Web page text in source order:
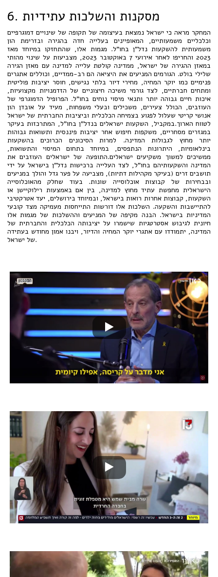
6. מסקנות והשלכות עתידיות
המחקר מראה כי ישראל נמצאת בעיצומה של תקופה של שינויים דמוגרפיים
וכלכליים משמעותיים, המאופיינים בעלייה חדה בהגירה ובזרימת הון
משמעותית להשקעות נדל"ן בחו"ל. מגמות אלו, שהתחזקו במיוחד מאז
2023 והחריפו לאחר אירועי 7 באוקטובר 2023, מצביעות על שינוי מהותי
במאזן ההגירה של ישראל, ממדינה קולטת עלייה למדינה עם מאזן הגירה
שלילי בולט. הגורמים המניעים את היציאה הם רב-ממדיים, וכוללים אתגרים
פנימיים כמו יוקר המחיה, מחירי דיור בלתי נגישים, חוסר יציבות פוליטית
ומתחים חברתיים, לצד גורמי משיכה חיצוניים של הזדמנויות מקצועיות,
איכות חיים גבוהה יותר ותנאי מיסוי נוחים בחו"ל. הפרופיל הדמוגרפי של
העוזבים, הכולל צעירים, משכילים ובעלי משפחות, מעיד על אובדן הון
אנושי קריטי שעלול לפגוע בצמיחה הכלכלית וביציבות החברתית של ישראל
לטווח הארוך.במקביל, השקעות ישראלים בנדל"ן בחו"ל, המתרכזות בעיקר
במגזרים מסחריים, משקפות חיפוש אחר יציבות פיננסית ותשואות גבוהות
יותר מחוץ לגבולות המדינה. למרות הסיכונים הכרוכים בהשקעות
בינלאומיות, היתרונות הנתפסים, במיוחד בתחום המיסוי והתשואות,
ממשיכים למשוך משקיעים ישראלים.התופעה של ישראלים העוזבים את
המדינה והשקעותיהם בחו"ל, לצד העלייה ברכישות נדל"ן בישראל על ידי
תושבים זרים (בעיקר מקהילות דתיות), מצביעה על פער גדל והולך במניעים
ובבחירות של קבוצות אוכלוסייה שונות. בעוד שחלק מהאוכלוסייה
הישראלית מחפשת עתיד מחוץ למדינה, בין אם באמצעות רילוקיישן או
השקעות, קבוצות אחרות רואות בישראל, ובמיוחד בירושלים, יעד אטרקטיבי
להתיישבות והשקעה. השלכות אלו דורשות התייחסות מעמיקה מצד קובעי
המדיניות בישראל. הבנה מקיפה של המניעים וההשלכות של מגמות אלו
חיונית לגיבוש אסטרטגיות שישמרו על יציבותה הכלכלית והחברתית של
המדינה, יתמודדו עם אתגרי יוקר המחיה והדיור, ויבנו אמון מחודש בעתידה
של ישראל.